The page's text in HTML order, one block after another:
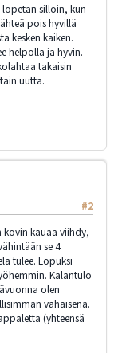
silloin, kun
pois hyvillä
kesken kaiken.
helpolla ja hyvin.
takaisin
uutta.
#2
kovin kauaa viihdy,
se 4
tulee. Lopuksi
Kalantulo
olen
vähäisenä.
(yhteensä